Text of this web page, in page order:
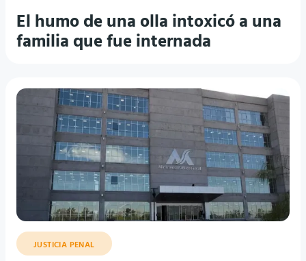
El humo de una olla intoxicó a una
familia que fue internada
JUSTICIA PENAL